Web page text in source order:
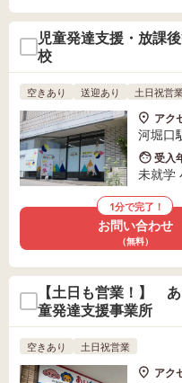
児童発達支援・放課
校
空きあり 送迎あり 土日祝営
アク
河堀口
受入
未就学
1分で完了！
お問い合わせ
（無料）
【土日も営業！】
童発達支援事業所
空きあり 土日祝営業
アク